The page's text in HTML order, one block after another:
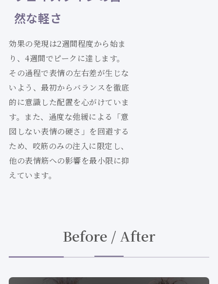
然な軽さ
効果の発現は2週間程度から始ま
り、4週間でピークに達します。
その過程で表情の左右差が生じな
いよう、最初からバランスを徹底
的に意識した配置を心がけていま
す。また、過度な弛緩による「意
図しない表情の硬さ」を回避する
ため、咬筋のみの注入に限定し、
他の表情筋への影響を最小限に抑
えています。
Before / After